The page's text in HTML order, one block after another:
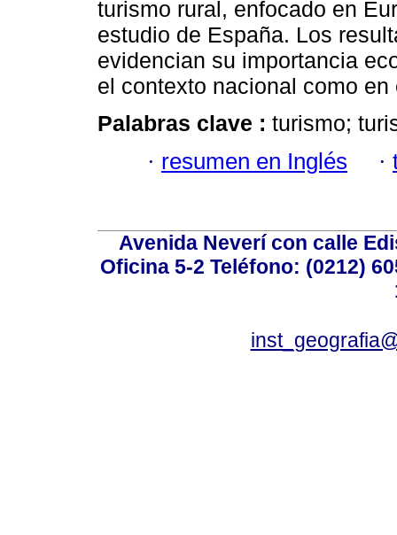
turismo rural, enfocado en
estudio de España. Los
evidencian su importancia
el contexto nacional como en
Palabras clave : turismo;
· resumen en Inglés ·
Avenida Neverí con calle
Oficina 5-2 Teléfono: (0212)